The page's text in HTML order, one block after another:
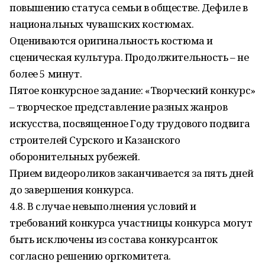
повышению статуса семьи в обществе. Дефиле в
национальных чувашских костюмах.
Оцениваются оригинальность костюма и
сценическая культура. Продолжительность – не
более 5 минут.
Пятое конкурсное задание: «Творческий конкурс»
– творческое представление разных жанров
искусства, посвященное Году трудового подвига
строителей Сурского и Казанского
оборонительных рубежей.
Прием видеороликов заканчивается за пять дней
до завершения конкурса.
4.8. В случае невыполнения условий и
требований конкурса участницы конкурса могут
быть исключены из состава конкурсанток
согласно решению оргкомитета.